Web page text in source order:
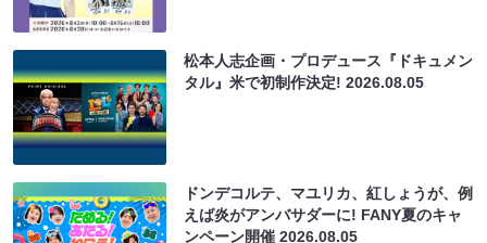
松本人志企画・プロデュース『ドキュメン
タル』米で初制作決定!2026.08.05
ドンデコルテ、マユリカ、紅しょうが、例
えば炎がアンバサダーに! FANY夏のキャ
ンペーン開催2026.08.05